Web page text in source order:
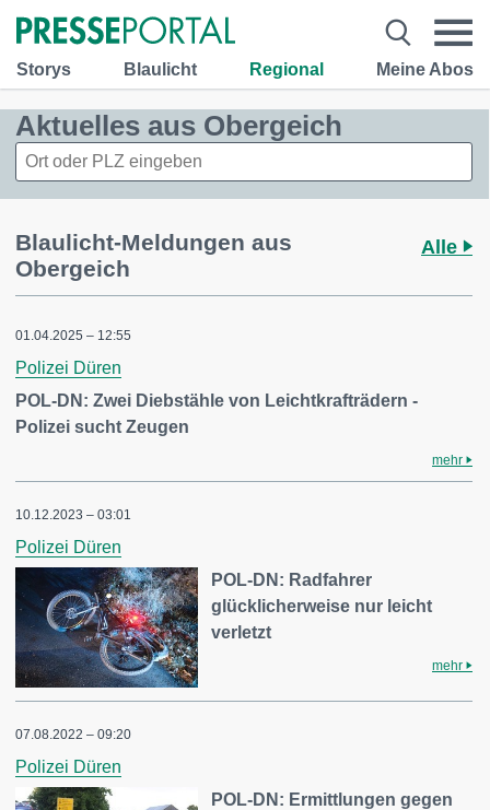
Storys Blaulicht Regional Meine Abos
Aktuelles aus Obergeich
Blaulicht-Meldungen aus
Obergeich
Alle
01.04.2025 – 12:55
Polizei Düren
POL-DN: Zwei Diebstähle von Leichtkrafträdern -
Polizei sucht Zeugen
mehr
10.12.2023 – 03:01
Polizei Düren
POL-DN: Radfahrer
glücklicherweise nur leicht
verletzt
mehr
07.08.2022 – 09:20
Polizei Düren
POL-DN: Ermittlungen gegen